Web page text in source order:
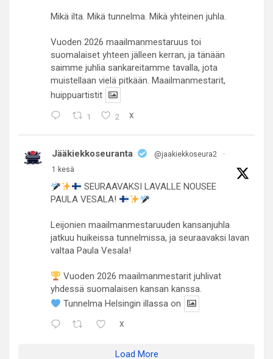
Mikä ilta. Mikä tunnelma. Mikä yhteinen juhla.
Vuoden 2026 maailmanmestaruus toi
suomalaiset yhteen jälleen kerran, ja tänään
saimme juhlia sankareitamme tavalla, jota
muistellaan vielä pitkään. Maailmanmestarit,
huippuartistit
1 2 X
Jääkiekkoseuranta @jaakiekkoseura2
·
1 kesä
SEURAAVAKSI LAVALLE NOUSEE
PAULA VESALA!
Leijonien maailmanmestaruuden kansanjuhla
jatkuu huikeissa tunnelmissa, ja seuraavaksi lavan
valtaa Paula Vesala!
Vuoden 2026 maailmanmestarit juhlivat
yhdessä suomalaisen kansan kanssa.
Tunnelma Helsingin illassa on
X
Load More